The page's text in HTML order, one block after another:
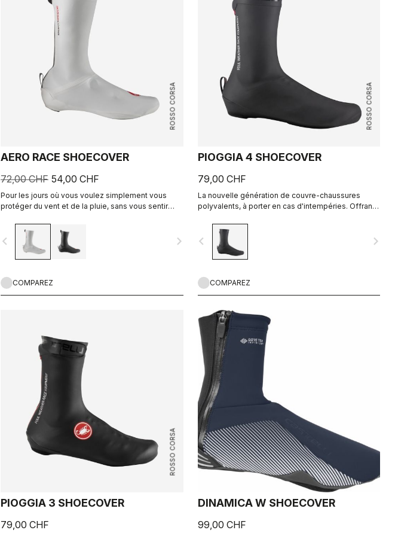
ROSSO CORSA
AERO RACE SHOECOVER
72,00 CHF 54,00 CHF
Pour les jours où vous voulez simplement vous
protéger du vent et de la pluie, sans vous sentir
forme de la chaussure pour un ajustement parfait et
une coupe aérodynamique, tout en vous
protégeant du vent et de l'humidité.
navigate_before navigate_next
COMPAREZ
ROSSO CORSA
PIOGGIA 4 SHOECOVER
79,00 CHF
La nouvelle génération de couvre-chaussures
polyvalents, à porter en cas d'intempéries. Offrant
humide, ces couvre-chaussures chauds et
confortables présentent une coupe extensible et
une doublure en polaire.
navigate_before navigate_next
COMPAREZ
ROSSO CORSA
PIOGGIA 3 SHOECOVER
79,00 CHF
DINAMICA W SHOECOVER
99,00 CHF